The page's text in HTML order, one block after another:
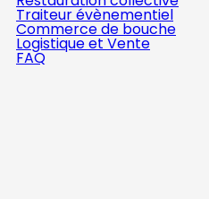
Traiteur évènementiel
Commerce de bouche
Logistique et Vente
FAQ